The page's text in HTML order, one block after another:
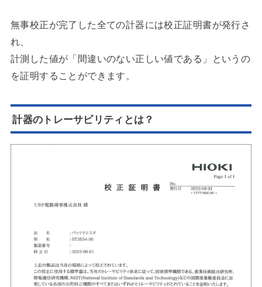
無事校正が完了した全ての計器には校正証明書が発行さ
れ、
計測した値が「間違いのない正しい値である」というの
を証明することができます。
計器のトレーサビリティとは？